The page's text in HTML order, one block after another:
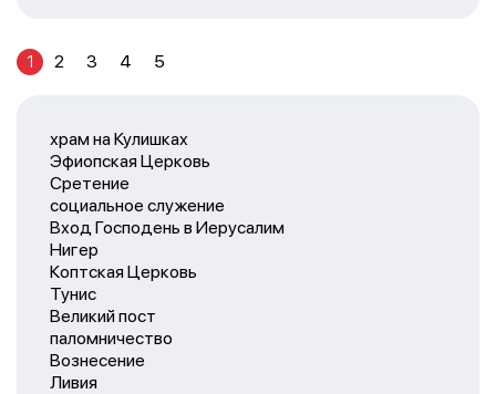
храм на Кулишках
Эфиопская Церковь
Сретение
социальное служение
Вход Господень в Иерусалим
Нигер
Коптская Церковь
Тунис
Великий пост
паломничество
Вознесение
Ливия
1 2 3 4 5